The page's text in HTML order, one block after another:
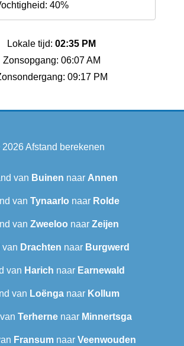
40%
Lokale tijd: 02:35 PM
Zonsopgang: 06:07 AM
09:17 PM
Afstand berekenen
van Buinen naar Annen
van Tynaarlo naar Rolde
van Zweeloo naar Zeijen
van Drachten naar Burgwerd
van Harich naar Earnewald
van Loënga naar Kollum
Terhernenaar Minnertsga
Fransumnaar Veenwouden